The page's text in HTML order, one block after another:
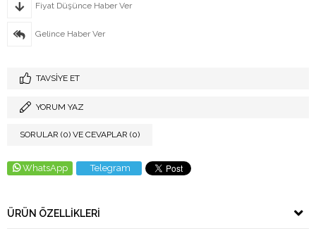
Fiyat Düşünce Haber Ver
Gelince Haber Ver
TAVSIYE ET
YORUM YAZ
SORULAR (0) VE CEVAPLAR (0)
WhatsApp Telegram
ÜRÜN ÖZELLIKLERI